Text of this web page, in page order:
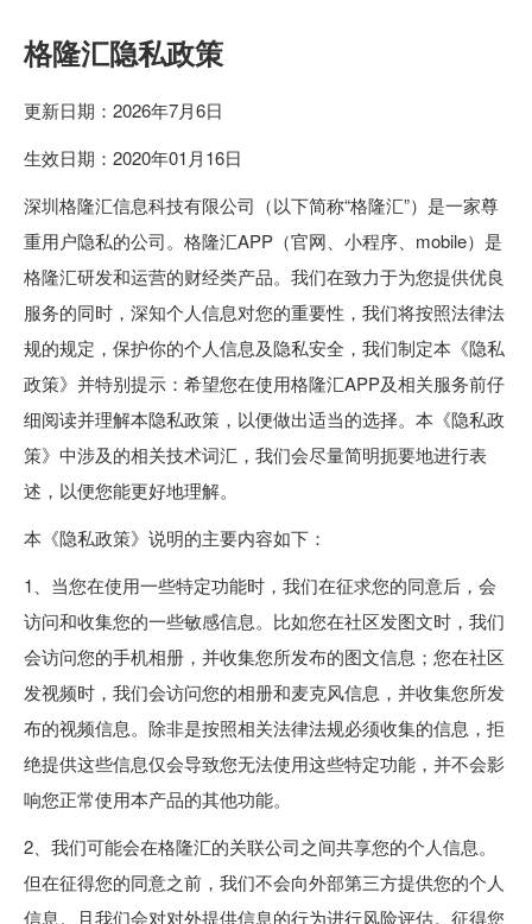
格隆汇隐私政策
更新日期：2026年7月6日
生效日期：2020年01月16日
深圳格隆汇信息科技有限公司（以下简称“格隆汇”）是一家尊
重用户隐私的公司。格隆汇APP（官网、小程序、mobile）是
格隆汇研发和运营的财经类产品。我们在致力于为您提供优良
服务的同时，深知个人信息对您的重要性，我们将按照法律法
规的规定，保护你的个人信息及隐私安全，我们制定本《隐私
政策》并特别提示：希望您在使用格隆汇APP及相关服务前仔
细阅读并理解本隐私政策，以便做出适当的选择。本《隐私政
策》中涉及的相关技术词汇，我们会尽量简明扼要地进行表
述，以便您能更好地理解。
本《隐私政策》说明的主要内容如下：
1、当您在使用一些特定功能时，我们在征求您的同意后，会
访问和收集您的一些敏感信息。比如您在社区发图文时，我们
会访问您的手机相册，并收集您所发布的图文信息；您在社区
发视频时，我们会访问您的相册和麦克风信息，并收集您所发
布的视频信息。除非是按照相关法律法规必须收集的信息，拒
绝提供这些信息仅会导致您无法使用这些特定功能，并不会影
响您正常使用本产品的其他功能。
2、我们可能会在格隆汇的关联公司之间共享您的个人信息。
但在征得您的同意之前，我们不会向外部第三方提供您的个人
信息。且我们会对对外提供信息的行为进行风险评估。征得您